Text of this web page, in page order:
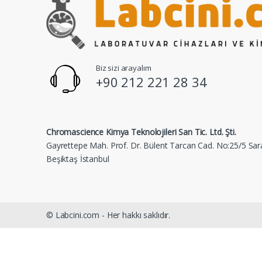
Biz sizi arayalım
+90 212 221 28 34
Chromascience Kimya Teknolojileri San Tic. Ltd. Şti.
Gayrettepe Mah. Prof. Dr. Bülent Tarcan Cad. No:25/5
Beşiktaş İstanbul
© Labcini.com - Her hakkı saklıdır.